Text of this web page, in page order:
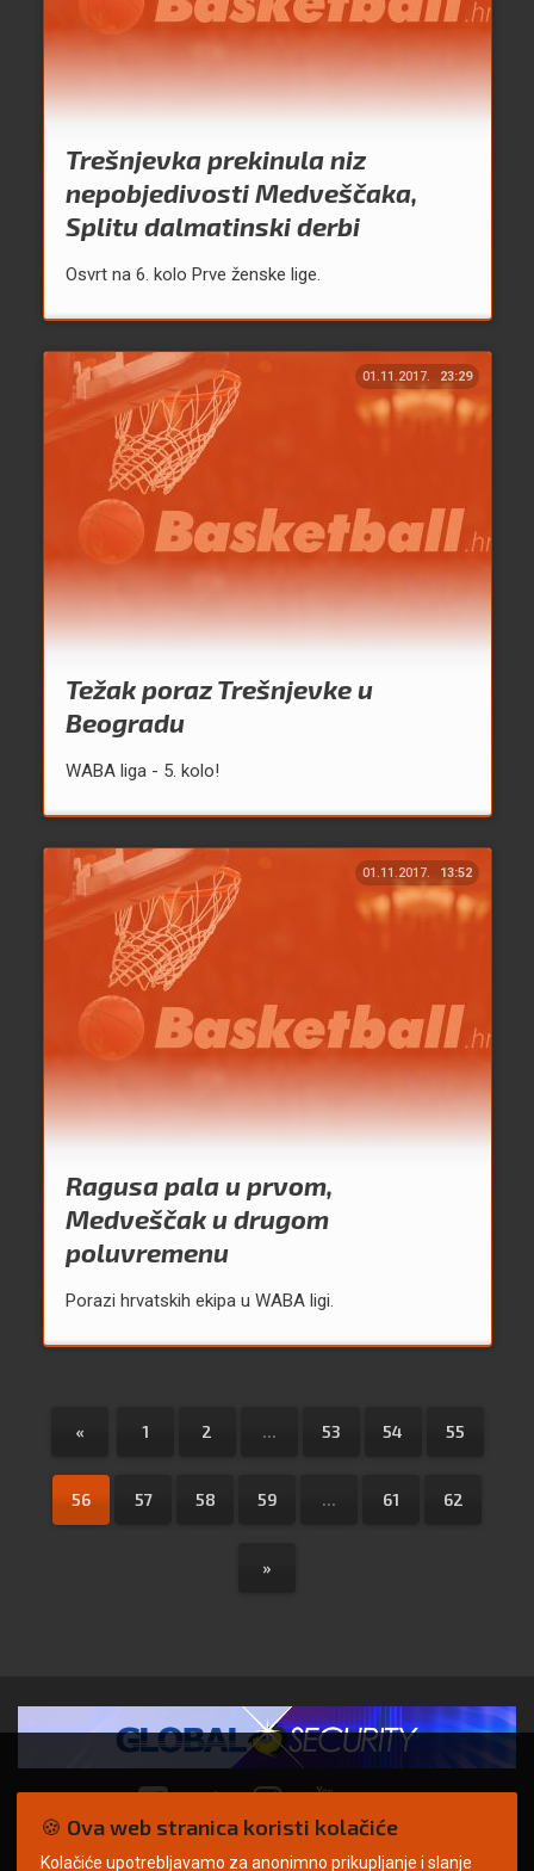
Trešnjevka prekinula niz
nepobjedivosti Medveščaka,
Splitu dalmatinski derbi
Osvrt na 6. kolo Prve ženske lige.
01.11.2017. 23:29
Težak poraz Trešnjevke u
Beogradu
WABA liga - 5. kolo!
01.11.2017. 13:52
Ragusa pala u prvom,
Medveščak u drugom
poluvremenu
Porazi hrvatskih ekipa u WABA ligi.
« 1 2 ... 53 54 55
56 57 58 59 ... 61 62
»
© Copyright 2026. | ARILEO
🍪 Ova web stranica koristi kolačiće
Kolačiće upotrebljavamo za anonimno prikupljanje i slanje